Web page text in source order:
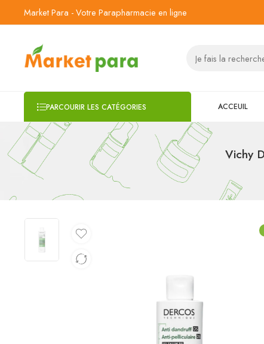
Market Para - Votre Parapharmacie en ligne
PARCOURIR LES CATÉGORIES ACCEUIL
Vichy